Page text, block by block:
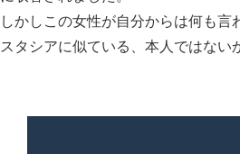
しかしこの女性が自分からは何も
スタシアに似ている、本人ではない